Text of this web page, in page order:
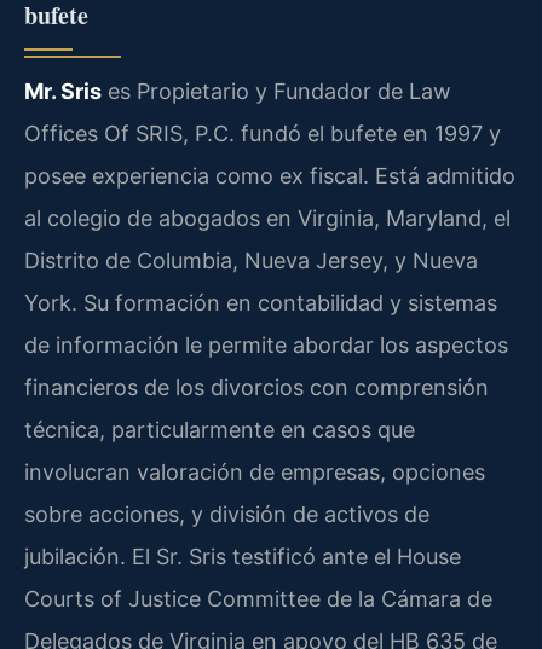
bufete
Mr. Sris es Propietario y Fundador de Law
Offices Of SRIS, P.C. fundó el bufete en 1997 y
posee experiencia como ex fiscal. Está admitido
al colegio de abogados en Virginia, Maryland, el
Distrito de Columbia, Nueva Jersey, y Nueva
York. Su formación en contabilidad y sistemas
de información le permite abordar los aspectos
financieros de los divorcios con comprensión
técnica, particularmente en casos que
involucran valoración de empresas, opciones
sobre acciones, y división de activos de
jubilación. El Sr. Sris testificó ante el House
Courts of Justice Committee de la Cámara de
Delegados de Virginia en apoyo del HB 635 de